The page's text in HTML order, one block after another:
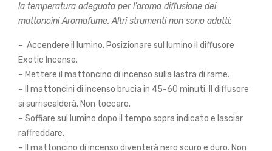
la temperatura adeguata per l’aroma diffusione dei
mattoncini Aromafume. Altri strumenti non sono adatti:
– Accendere il lumino. Posizionare sul lumino il diffusore
Exotic Incense.
– Mettere il mattoncino di incenso sulla lastra di rame.
– Il mattoncini di incenso brucia in 45-60 minuti. Il diffusore
si surriscalderà. Non toccare.
– Soffiare sul lumino dopo il tempo sopra indicato e lasciar
raffreddare.
– Il mattoncino di incenso diventerà nero scuro e duro. Non